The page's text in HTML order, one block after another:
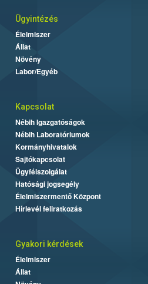
Ügyintézés
Élelmiszer
Állat
Növény
Labor/Egyéb
Kapcsolat
Nébih Igazgatóságok
Nébih Laboratóriumok
Kormányhivatalok
Sajtókapcsolat
Ügyfélszolgálat
Hatósági jogsegély
Élelmiszermentő Központ
Hírlevél feliratkozás
Gyakori kérdések
Élelmiszer
Állat